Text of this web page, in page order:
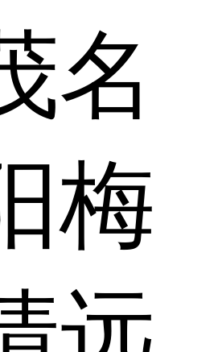
名
梅